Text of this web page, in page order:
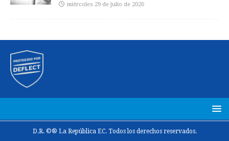
miércoles 29 de julio de 2026
D.R. ©® La República EC. Todos los derechos reservados.